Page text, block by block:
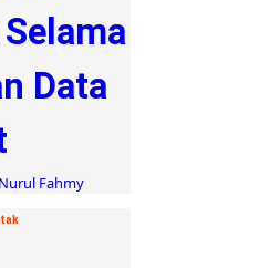
Data
Fahmy